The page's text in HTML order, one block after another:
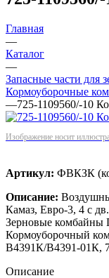
Главная
—
Каталог
—
Запасные части для
Кормоуборочные
—725-1109560/-10
Изображение носит
Артикул: ФВКЗК
Описание:
Камаз, Евро-3, 4 с
Зерновые
Кормоуборочный
В4391К/В4391-01К,
Описание